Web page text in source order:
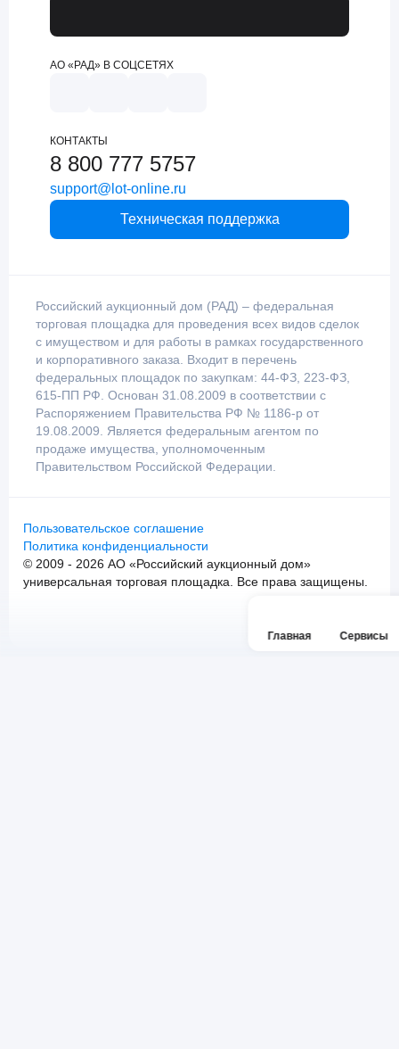
Главная Сервисы
АО «РАД» В СОЦСЕТЯХ
КОНТАКТЫ
8 800 777 5757
support@lot-online.ru
Техническая поддержка
Российский аукционный дом (РАД) – федеральная
торговая площадка для проведения всех видов сделок
с имуществом и для работы в рамках государственного
и корпоративного заказа. Входит в перечень
федеральных площадок по закупкам: 44-ФЗ, 223-ФЗ,
615-ПП РФ. Основан 31.08.2009 в соответствии с
Распоряжением Правительства РФ № 1186-р от
19.08.2009. Является федеральным агентом по
продаже имущества, уполномоченным
Правительством Российской Федерации.
Пользовательское соглашение
Политика конфиденциальности
© 2009 - 2026 АО «Российский аукционный дом»
универсальная торговая площадка. Все права защищены.